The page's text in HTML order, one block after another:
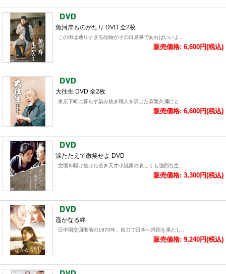
魚河岸ものがたり DVD 全2枚
この街は通りすぎる品物がその日見事であればいいよ..
販売価格: 6,600円(税込)
大往生 DVD 全2枚
東京下町に暮らす染み抜き職人を演じた森繁久彌にと..
販売価格: 6,600円(税込)
涙たたえて微笑せよ DVD
文壇を駆け抜けた若き天才小説家の哀しくも強烈な生..
販売価格: 3,300円(税込)
遥かなる絆
日中国交回復前の1970年、自力で日本へ帰国を果たし..
販売価格: 9,240円(税込)